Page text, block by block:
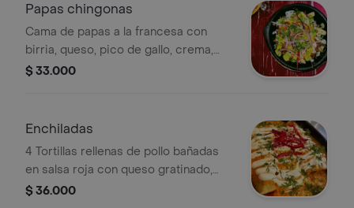
Papas chingonas
Cama de papas a la francesa con
birria, queso, pico de gallo, crema,
guacamole, cebolla encurtida, cilantro
$ 33.000
Enchiladas
4 Tortillas rellenas de pollo bañadas
en salsa roja con queso gratinado,
crema, cebolla encurtida y cilantro.
$ 36.000